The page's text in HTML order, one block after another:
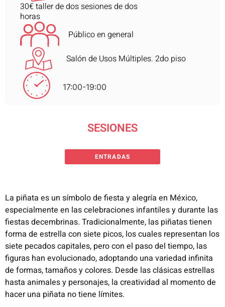
30€ taller de dos sesiones de dos
horas
Público en general
Salón de Usos Múltiples. 2do piso
17:00-19:00
SESIONES
ENTRADAS
La piñata es un símbolo de fiesta y alegría en México,
especialmente en las celebraciones infantiles y durante las
fiestas decembrinas. Tradicionalmente, las piñatas tienen
forma de estrella con siete picos, los cuales representan los
siete pecados capitales, pero con el paso del tiempo, las
figuras han evolucionado, adoptando una variedad infinita
de formas, tamaños y colores. Desde las clásicas estrellas
hasta animales y personajes, la creatividad al momento de
hacer una piñata no tiene límites.